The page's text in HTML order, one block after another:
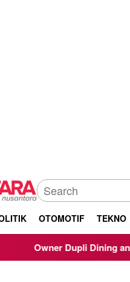
OTOMOTIF TEKNO
Dupli Dining and Lounge